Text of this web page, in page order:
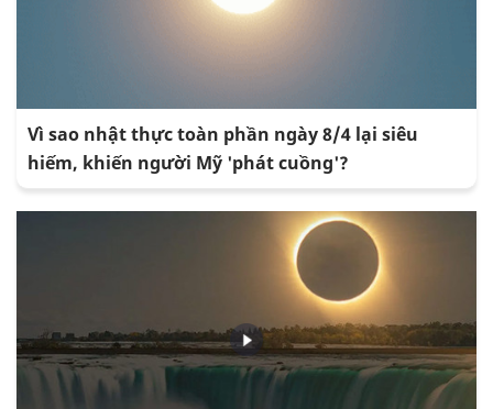
Vì sao nhật thực toàn phần ngày 8/4 lại siêu
hiếm, khiến người Mỹ 'phát cuồng'?